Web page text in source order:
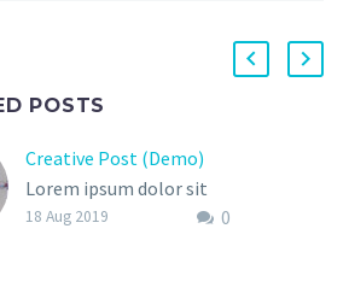
POSTS
Creative Post (Demo)
Lorem ipsum dolor sit
amet, consectetur adi 0
18 Aug 2019